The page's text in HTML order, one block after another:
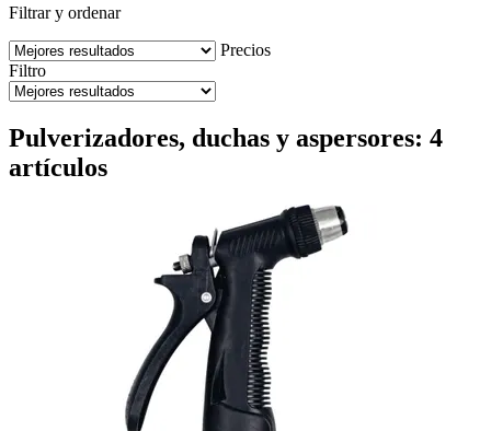
Filtrar y ordenar
Precios
Filtro
Pulverizadores, duchas y aspersores: 4
artículos